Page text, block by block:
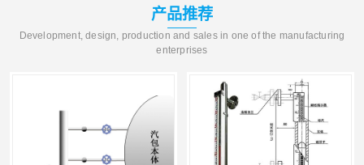
产品推荐
Development, design, production and sales in one of the manufacturing
enterprises